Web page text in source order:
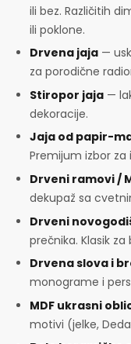
ili bez. Različitih
ili poklone.
Drvena jaja —
za porodične
Stiropor jaja —
dekoracije.
Jaja od papir-
Premijum izbor za
Drveni ramovi /
dekupaž sa
Drveni
prečnika. Klasik
Drvena slova i
monograme i
MDF ukrasni
motivi (jelke,